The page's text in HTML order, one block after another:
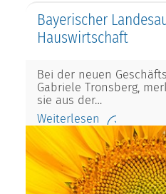
Bayerischer
Hauswirtschaft
Bei der neuen
Gabriele Tronsberg,
sie aus der…
Weiterlesen